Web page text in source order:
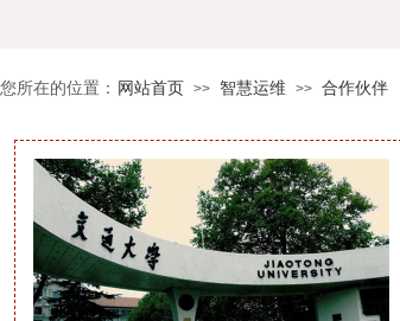
您所在的位置： 网站首页 >> 智慧运维 >> 合作伙伴